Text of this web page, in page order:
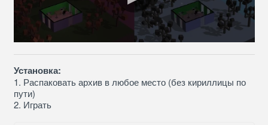
Установка:
1. Распаковать архив в любое место (без кириллицы по
пути)
2. Играть